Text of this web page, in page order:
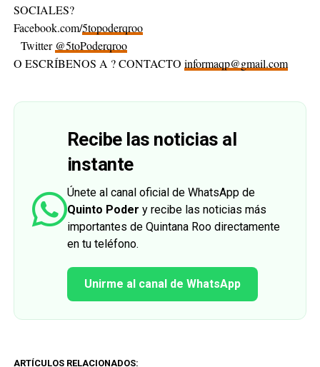
SOCIALES?
Facebook.com/5topoderqroo
Twitter @5toPoderqroo
O ESCRÍBENOS A ? CONTACTO informaqp@gmail.com
Recibe las noticias al
instante
Únete al canal oficial de WhatsApp de
Quinto Poder y recibe las noticias más
importantes de Quintana Roo directamente
en tu teléfono.
Unirme al canal de WhatsApp
ARTÍCULOS RELACIONADOS: